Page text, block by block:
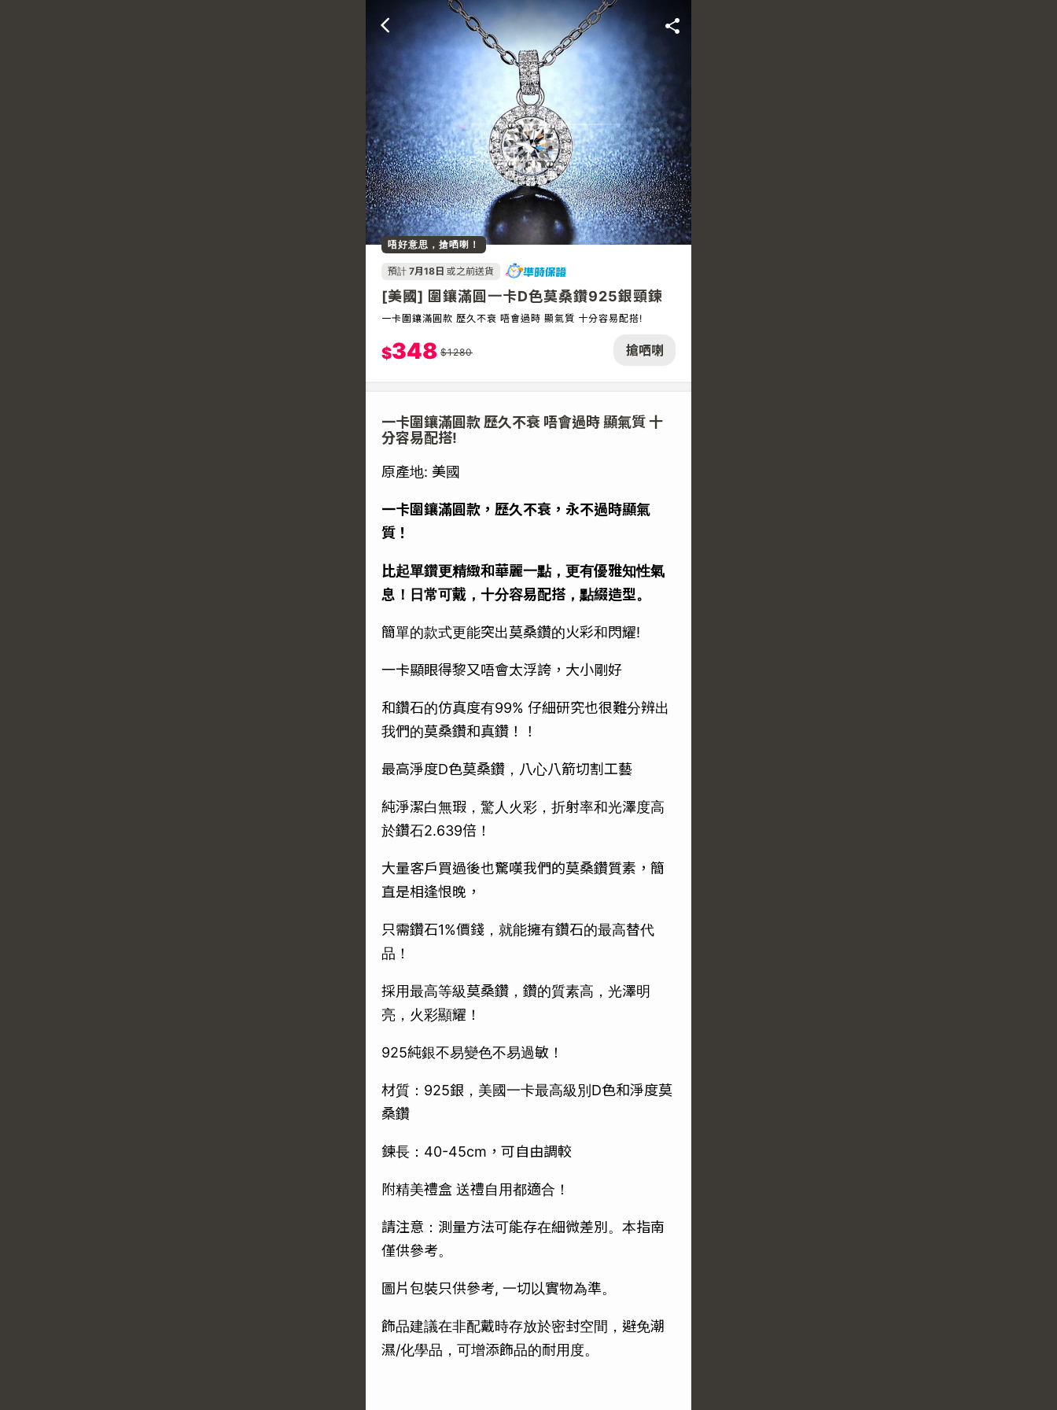
搶哂喇
唔好意思，搶哂喇！
預計 7月18日 或之前送貨
[美國] 圍鑲滿圓一卡D色莫桑鑽925銀頸鍊
一卡圍鑲滿圓款 歷久不衰 唔會過時 顯氣質 十分容易配搭!
$348 $1280
一卡圍鑲滿圓款 歷久不衰 唔會過時 顯氣質 十
分容易配搭!
原產地: 美國
一卡圍鑲滿圓款，歷久不衰，永不過時顯氣
質！
比起單鑽更精緻和華麗一點，更有優雅知性氣
息！日常可戴，十分容易配搭，點綴造型。
簡單的款式更能突出莫桑鑽的火彩和閃耀!
一卡顯眼得黎又唔會太浮誇，大小剛好
和鑽石的仿真度有99% 仔細研究也很難分辨出
我們的莫桑鑽和真鑽！！
最高淨度D色莫桑鑽，八心八箭切割工藝
純淨潔白無瑕，驚人火彩，折射率和光澤度高
於鑽石2.639倍！
大量客戶買過後也驚嘆我們的莫桑鑽質素，簡
直是相逢恨晚，
只需鑽石1%價錢，就能擁有鑽石的最高替代
品！
採用最高等級莫桑鑽，鑽的質素高，光澤明
亮，火彩顯耀！
925純銀不易變色不易過敏！
材質：925銀，美國一卡最高級別D色和淨度莫
桑鑽
鍊長：40-45cm，可自由調較
附精美禮盒 送禮自用都適合！
請注意：測量方法可能存在細微差別。本指南
僅供參考。
圖片包裝只供參考, 一切以實物為準。
飾品建議在非配戴時存放於密封空間，避免潮
濕/化學品，可增添飾品的耐用度。